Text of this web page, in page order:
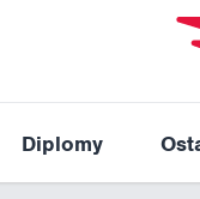
Diplomy